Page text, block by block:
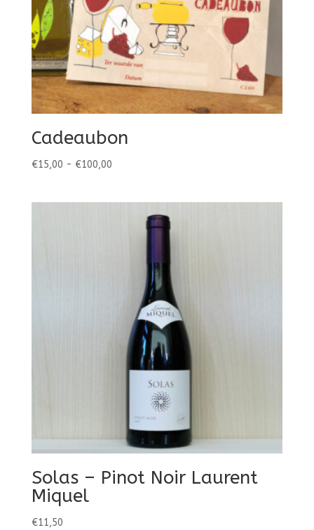
Cadeaubon
€15,00 - €100,00Prijsklasse:
€100,00
Solas – Pinot Noir Laurent
Miquel
€11,50